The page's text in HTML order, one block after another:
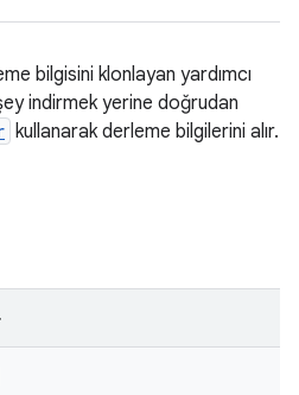
bilgisini klonlayan yardımcı
indirmek yerine doğrudan
kullanarak derleme bilgilerini alır.